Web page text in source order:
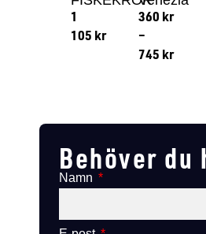
1
105 kr
360 kr
–
745 kr
Behöver du
Namn